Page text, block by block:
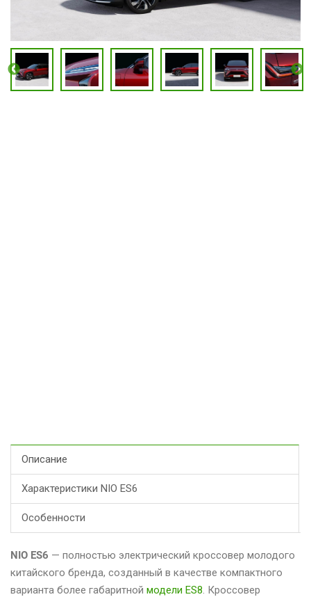
Описание
Характеристики NIO ES6
Особенности
NIO ES6 — полностью электрический кроссовер молодого
китайского бренда, созданный в качестве компактного
варианта более габаритной модели ES8. Кроссовер